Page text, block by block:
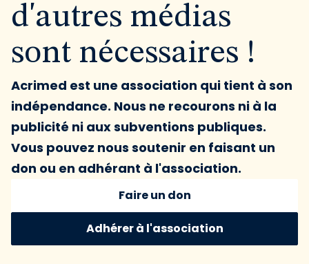
d'autres médias
sont nécessaires !
Acrimed est une association qui tient à son
indépendance. Nous ne recourons ni à la
publicité ni aux subventions publiques.
Vous pouvez nous soutenir en faisant un
don ou en adhérant à l'association.
Faire un don
Adhérer à l'association